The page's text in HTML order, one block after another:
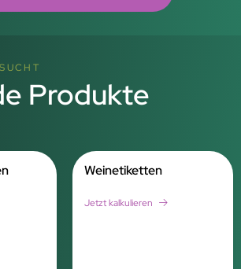
Produkte
Weinetiketten
Jetzt kalkulieren